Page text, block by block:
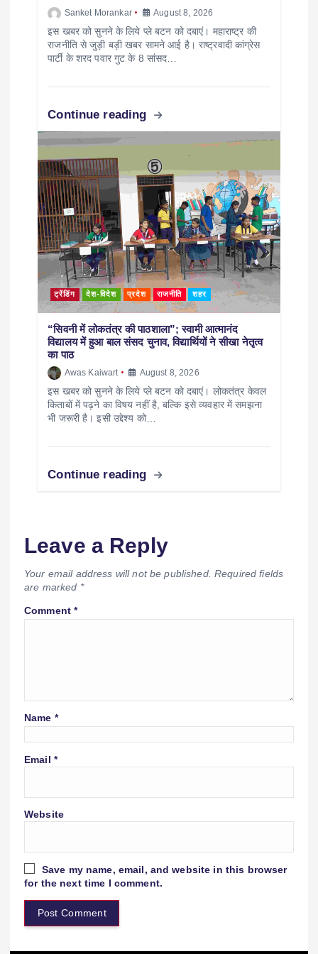
Sanket Morankar August 8, 2026
इस खबर को सुनने के लिये प्ले बटन को दबाएं। महाराष्ट्र की
राजनीति से जुड़ी बड़ी खबर सामने आई है। राष्ट्रवादी कांग्रेस
पार्टी के शरद पवार गुट के 8 सांसद…
Continue reading
ट्रेंडिंग देश-विदेश प्रदेश राजनीति शहर
“सिवनी में लोकतंत्र की पाठशाला”; स्वामी आत्मानंद
विद्यालय में हुआ बाल संसद चुनाव, विद्यार्थियों ने सीखा नेतृत्व
का पाठ
Awas Kaiwart August 8, 2026
इस खबर को सुनने के लिये प्ले बटन को दबाएं। लोकतंत्र केवल
किताबों में पढ़ने का विषय नहीं है, बल्कि इसे व्यवहार में समझना
भी जरूरी है। इसी उद्देश्य को…
Continue reading
Leave a Reply
Your email address will not be published. Required fields
are marked *
Comment*
Name *
Email *
Website
Save my name, email, and website in this browser
for the next time I comment.